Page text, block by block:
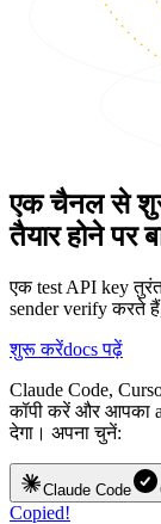
एक चैनल से
तैयार होने पर
एक test API key
sender verify करते
शुरू करेंdocs पढ़ें
Claude Code,
कॉपी करें और आपका
देगा। अपना चुनें:
Claude Code
Copied!